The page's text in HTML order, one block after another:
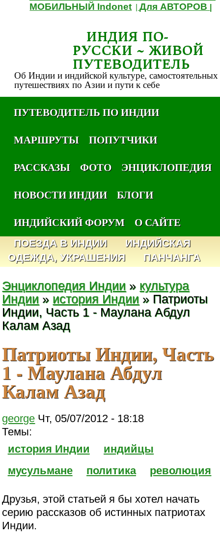
МОБИЛЬНЫЙ Indonet |Для АВТОРОВ
ИНДИЯ ПО-
РУССКИ ~ ЖИВОЙ
ПУТЕВОДИТЕЛЬ
Об Индии и индийской культуре, самостоятельных
путешествиях по Азии и пути к себе
ПУТЕВОДИТЕЛЬ ПО ИНДИИ
МАРШРУТЫ
ПОПУТЧИКИ
РАССКАЗЫ
ФОТО
ЭНЦИКЛОПЕДИЯ
НОВОСТИ ИНДИИ
БЛОГИ
ИНДИЙСКИЙ ФОРУМ
О САЙТЕ
ПОЕЗДА В ИНДИИ
ИНДИЙСКАЯ
ОДЕЖДА, УКРАШЕНИЯ
ПАНЧАНГА
Энциклопедия Индии » культура
Индии » история Индии » Патриоты
Индии, Часть 1 - Маулана Абдул
Калам Азад
Патриоты Индии, Часть
1 - Маулана Абдул
Калам Азад
george Чт, 05/07/2012 - 18:18
Темы:
история Индии
индийцы
мусульмане
политика революция
Друзья, этой статьей я бы хотел начать
серию рассказов об истинных патриотах
Индии.